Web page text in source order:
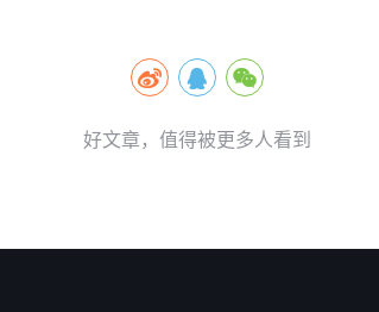
好文章，值得被更多人看到